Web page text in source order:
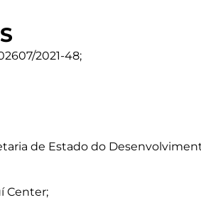
2021-48;
de Estado do
Center;